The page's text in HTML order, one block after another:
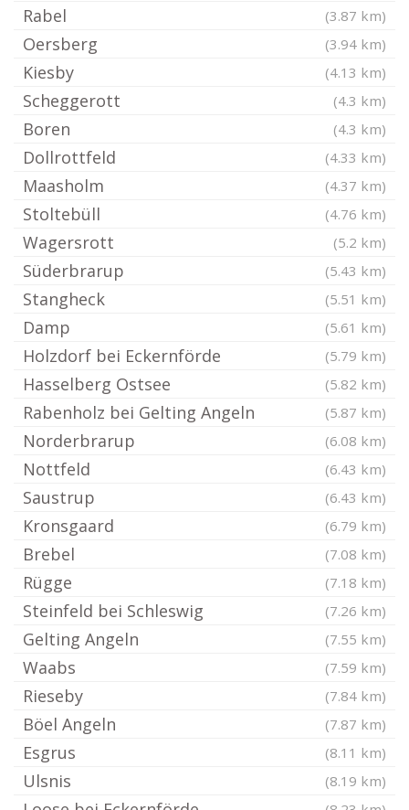
Rabel (3.87 km)
Oersberg (3.94 km)
Kiesby (4.13 km)
Scheggerott (4.3 km)
Boren (4.3 km)
Dollrottfeld (4.33 km)
Maasholm (4.37 km)
Stoltebüll (4.76 km)
Wagersrott (5.2 km)
Süderbrarup (5.43 km)
Stangheck (5.51 km)
Damp (5.61 km)
Holzdorf bei Eckernförde (5.79 km)
Hasselberg Ostsee (5.82 km)
Rabenholz bei Gelting Angeln (5.87 km)
Norderbrarup (6.08 km)
Nottfeld (6.43 km)
Saustrup (6.43 km)
Kronsgaard (6.79 km)
Brebel (7.08 km)
Rügge (7.18 km)
Steinfeld bei Schleswig (7.26 km)
Gelting Angeln (7.55 km)
Waabs (7.59 km)
Rieseby (7.84 km)
Böel Angeln (7.87 km)
Esgrus (8.11 km)
Ulsnis (8.19 km)